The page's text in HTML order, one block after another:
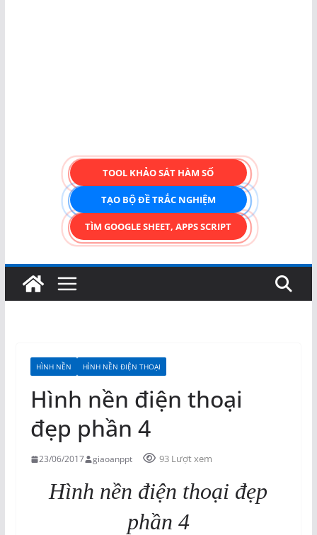
TOOL KHẢO SÁT HÀM SỐ
TẠO BỘ ĐỀ TRẮC NGHIỆM
TÌM GOOGLE SHEET, APPS SCRIPT
HÌNH NỀN HÌNH NỀN ĐIỆN THOẠI
Hình nền điện thoại
đẹp phần 4
23/06/2017 giaoanppt 93 Lượt xem
Hình nền điện thoại đẹp
phần 4